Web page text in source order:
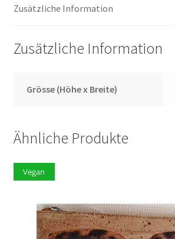
Zusätzliche Information
Zusätzliche Information
Grösse (Höhe x Breite)
Ähnliche Produkte
Vegan